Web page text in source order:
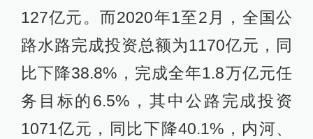
127亿元。而2020年1至2月，全国公
路水路完成投资总额为1170亿元，同
比下降38.8%，完成全年1.8万亿元任
务目标的6.5%，其中公路完成投资
1071亿元，同比下降40.1%，内河、